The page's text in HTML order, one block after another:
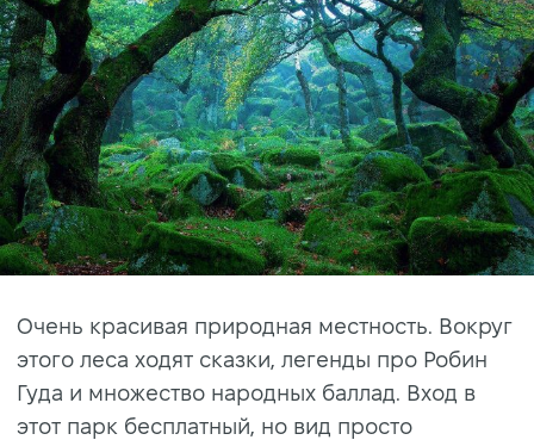
Очень красивая природная местность. Вокруг
этого леса ходят сказки, легенды про Робин
Гуда и множество народных баллад. Вход в
этот парк бесплатный, но вид просто